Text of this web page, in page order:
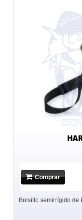
Comprar
Bolsillo semirrígido de